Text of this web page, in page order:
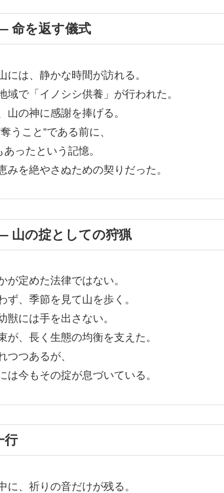
命を返す儀式
には、静かな時間が訪れる。
域で「イノシシ供養」が行われた。
山の神に感謝を捧げる。
うこと”である前に、
あったという記憶。
みを絶やさぬための契りだった。
山の掟としての狩猟
が定めた法律ではない。
ず、季節を見て山を歩く。
獣には手を出さない。
が、長く生態の均衡を支えた。
つつあるが、
は今もその掟が息づいている。
行
に、祈りの音だけが残る。